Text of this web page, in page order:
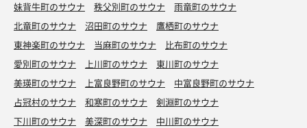
妹背牛町のサウナ
秩父別町のサウナ
雨竜町のサウナ
北竜町のサウナ
沼田町のサウナ
鷹栖町のサウナ
東神楽町のサウナ
当麻町のサウナ
比布町のサウナ
愛別町のサウナ
上川町のサウナ
東川町のサウナ
美瑛町のサウナ
上富良野町のサウナ
中富良野町のサウナ
占冠村のサウナ
和寒町のサウナ
剣淵町のサウナ
下川町のサウナ
美深町のサウナ
中川町のサウナ